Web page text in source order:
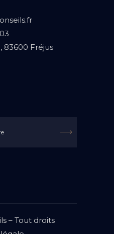
83600 Fréjus

– Tout droits